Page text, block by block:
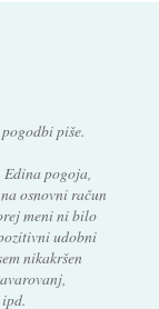
piše.
Edina pogoja,
osnovni račun
meni ni bilo
udobni
nikakršen